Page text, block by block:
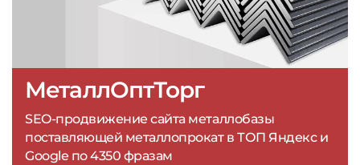
МеталлОптТорг
SEO-продвижение сайта металлобазы
поставляющей металлопрокат в ТОП Яндекс и
Google по 4350 фразам